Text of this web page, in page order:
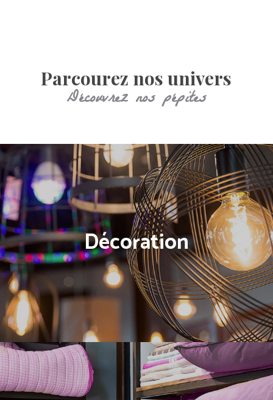
Parcourez nos univers
Découvrez nos pépites
Décoration